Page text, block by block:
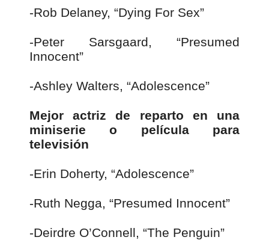
-Rob Delaney, “Dying For Sex”
-Peter Sarsgaard, “Presumed
Innocent”
-Ashley Walters, “Adolescence”
Mejor actriz de reparto en una
miniserie o película para
televisión
-Erin Doherty, “Adolescence”
-Ruth Negga, “Presumed Innocent”
-Deirdre O’Connell, “The Penguin”